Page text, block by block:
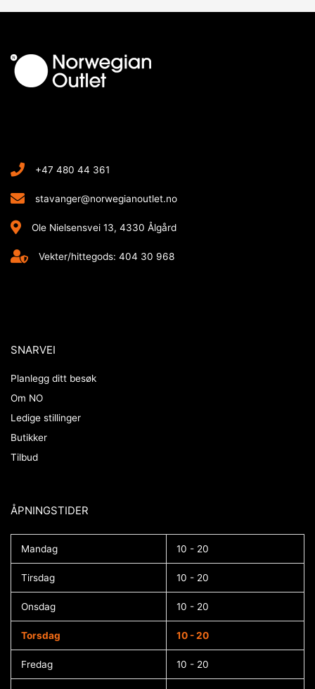
+47 480 44 361
stavanger@norwegianoutlet.no
Ole Nielsensvei 13, 4330 Ålgård
Vekter/hittegods: 404 30 968
SNARVEI
Planlegg ditt besøk
Om NO
Ledige stillinger
Butikker
Tilbud
ÅPNINGSTIDER​
Mandag 10 - 20
Tirsdag 10 - 20
Onsdag 10 - 20
Torsdag 10 - 20
Fredag 10 - 20